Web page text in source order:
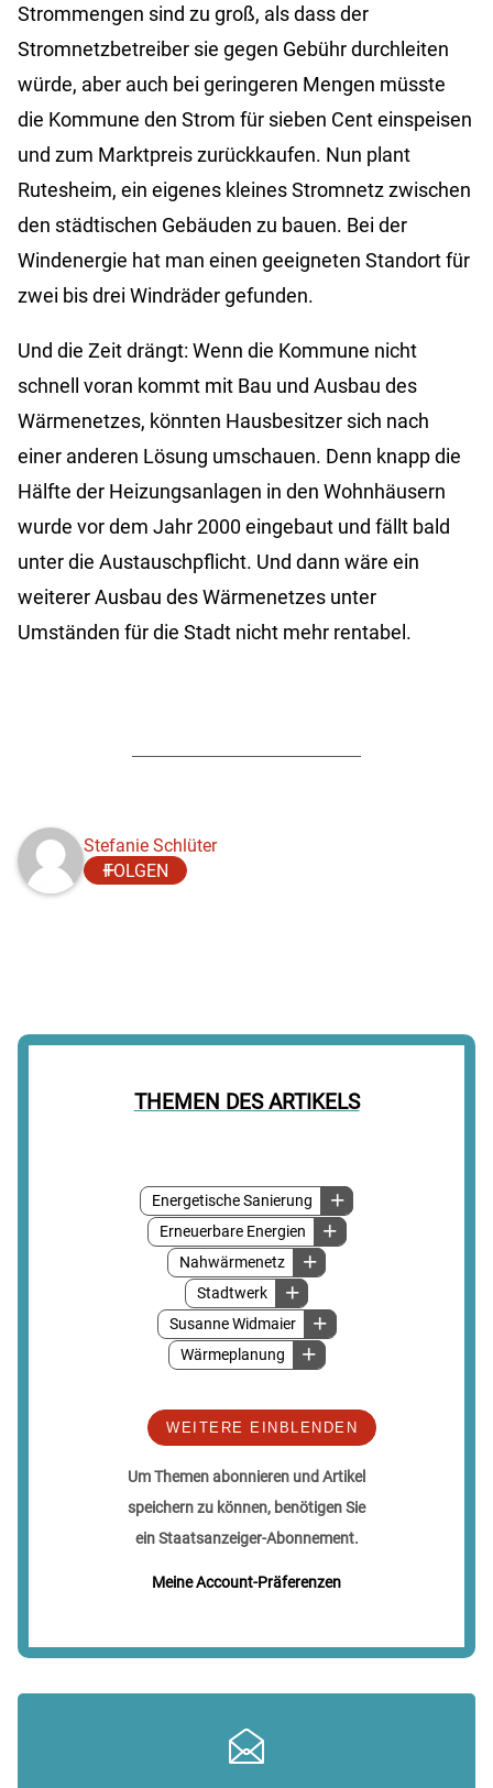
THEMEN DES ARTIKELS
Energetische Sanierung
Erneuerbare Energien
Nahwärmenetz
Stadtwerk
Susanne Widmaier
Wärmeplanung
WEITERE EINBLENDEN
Um Themen abonnieren und Artikel
speichern zu können, benötigen Sie
ein Staatsanzeiger-Abonnement.
Meine Account-Präferenzen
Strommengen sind zu groß, als dass der
Stromnetzbetreiber sie gegen Gebühr durchleiten
würde, aber auch bei geringeren Mengen müsste
die Kommune den Strom für sieben Cent einspeisen
und zum Marktpreis zurückkaufen. Nun plant
Rutesheim, ein eigenes kleines Stromnetz zwischen
den städtischen Gebäuden zu bauen. Bei der
Windenergie hat man einen geeigneten Standort für
zwei bis drei Windräder gefunden.
Und die Zeit drängt: Wenn die Kommune nicht
schnell voran kommt mit Bau und Ausbau des
Wärmenetzes, könnten Hausbesitzer sich nach
einer anderen Lösung umschauen. Denn knapp die
Hälfte der Heizungsanlagen in den Wohnhäusern
wurde vor dem Jahr 2000 eingebaut und fällt bald
unter die Austauschpflicht. Und dann wäre ein
weiterer Ausbau des Wärmenetzes unter
Umständen für die Stadt nicht mehr rentabel.
Stefanie Schlüter
FOLGEN